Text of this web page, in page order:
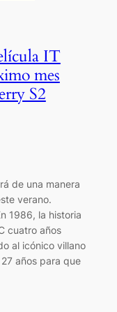
IT
mes
S2
de una manera
verano.
1986, la historia
cuatro años
al icónico villano
años para que